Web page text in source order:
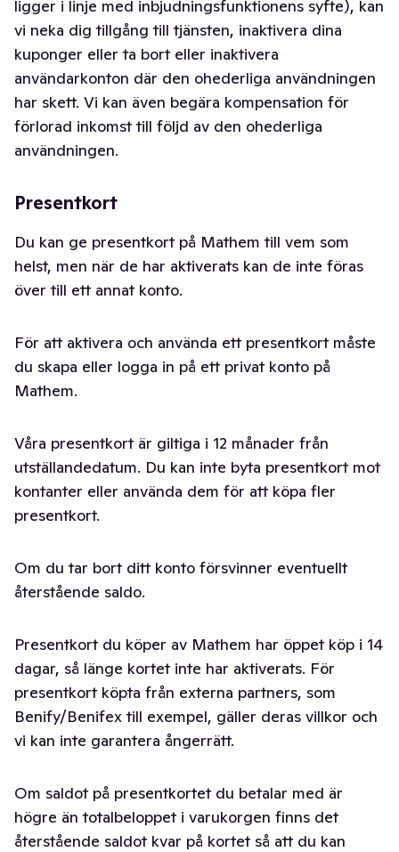
ligger i linje med inbjudningsfunktionens syfte), kan
vi neka dig tillgång till tjänsten, inaktivera dina
kuponger eller ta bort eller inaktivera
användarkonton där den ohederliga användningen
har skett. Vi kan även begära kompensation för
förlorad inkomst till följd av den ohederliga
användningen.
Presentkort
Du kan ge presentkort på Mathem till vem som
helst, men när de har aktiverats kan de inte föras
över till ett annat konto.
För att aktivera och använda ett presentkort måste
du skapa eller logga in på ett privat konto på
Mathem.
Våra presentkort är giltiga i 12 månader från
utställandedatum. Du kan inte byta presentkort mot
kontanter eller använda dem för att köpa fler
presentkort.
Om du tar bort ditt konto försvinner eventuellt
återstående saldo.
Presentkort du köper av Mathem har öppet köp i 14
dagar, så länge kortet inte har aktiverats. För
presentkort köpta från externa partners, som
Benify/Benifex till exempel, gäller deras villkor och
vi kan inte garantera ångerrätt.
Om saldot på presentkortet du betalar med är
högre än totalbeloppet i varukorgen finns det
återstående saldot kvar på kortet så att du kan